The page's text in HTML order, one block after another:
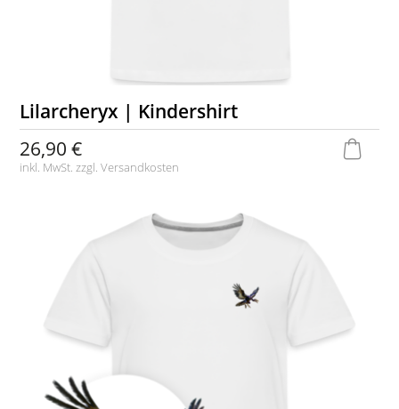
Lilarcheryx | Kindershirt
26,90 €
inkl. MwSt. zzgl.Versandkosten